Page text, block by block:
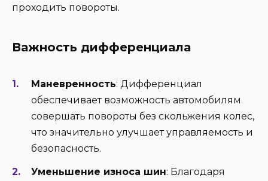
проходить повороты.
Важность дифференциала
Маневренность: Дифференциал
обеспечивает возможность автомобилям
совершать повороты без скольжения колес,
что значительно улучшает управляемость и
безопасность.
Уменьшение износа шин: Благодаря